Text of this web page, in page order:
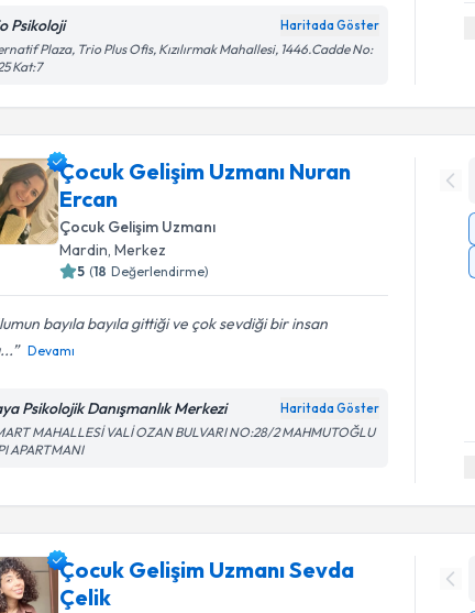
Psikoloji Haritada Göster
Plaza, Trio Plus Ofis, Kızılırmak Mahallesi, 1446.Cadde No:
Kat:7
Çocuk Gelişim Uzmanı Nuran
Ercan
Çocuk Gelişim Uzmanı
Mardin,Merkez
5 (18 Değerlendirme)
bayıla bayıla gittiği ve çok sevdiği bir insan
Devamı
Psikolojik Danışmanlık Merkezi Haritada Göster
MAHALLESİ VALİ OZAN BULVARI NO:28/2 MAHMUTOĞLU
APARTMANI
Çocuk Gelişim Uzmanı Sevda
Çelik